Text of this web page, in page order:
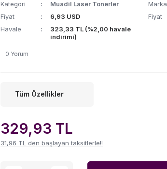
Kategori Muadil Laser Tonerler Marka
Fiyat
6,93 USD Fiyat
Havale
323,33 TL (%2,00 havale
indirimi)
0 Yorum
Tüm Özellikler
329,93 TL
31,96 TL den başlayan taksitlerle!!